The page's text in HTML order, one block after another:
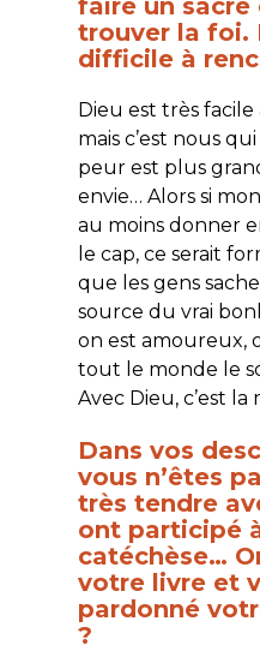
faire un
trouver la foi.
difficile à
Dieu est très
mais c’est nous
peur est plus
envie… Alors si
au moins donner
le cap, ce serait
que les gens
source du vrai
on est amoureux,
tout le monde le
Avec Dieu, c’est
Dans vos
vous n’êtes
très tendre
ont participé
catéchèse…
votre livre et
pardonné
?